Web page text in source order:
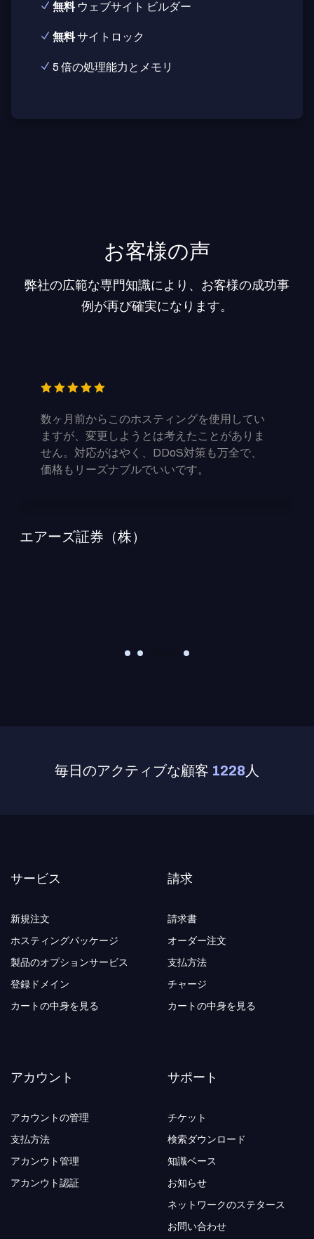
無料ウェブサイト ビルダー
無料サイトロック
5 倍の処理能力とメモリ
お客様の声
弊社の広範な専門知識により、お客様の成功事
例が再び確実になります。
数ヶ月前からこのホスティングを使用してい
ますが、変更しようとは考えたことがありま
せん。対応がはやく、DDoS対策も万全で、
価格もリーズナブルでいいです。
エアーズ証券（株）
毎日のアクティブな顧客 1228 人
サービス
新規注文
ホスティングパッケージ
製品のオプションサービス
登録ドメイン
カートの中身を見る
請求
請求書
オーダー注文
支払方法
チャージ
カートの中身を見る
アカウント
アカウントの管理
支払方法
アカンウト管理
アカンウト認証
サポート
チケット
検索ダウンロード
知識ベース
お知らせ
ネットワークのステタース
お問い合わせ